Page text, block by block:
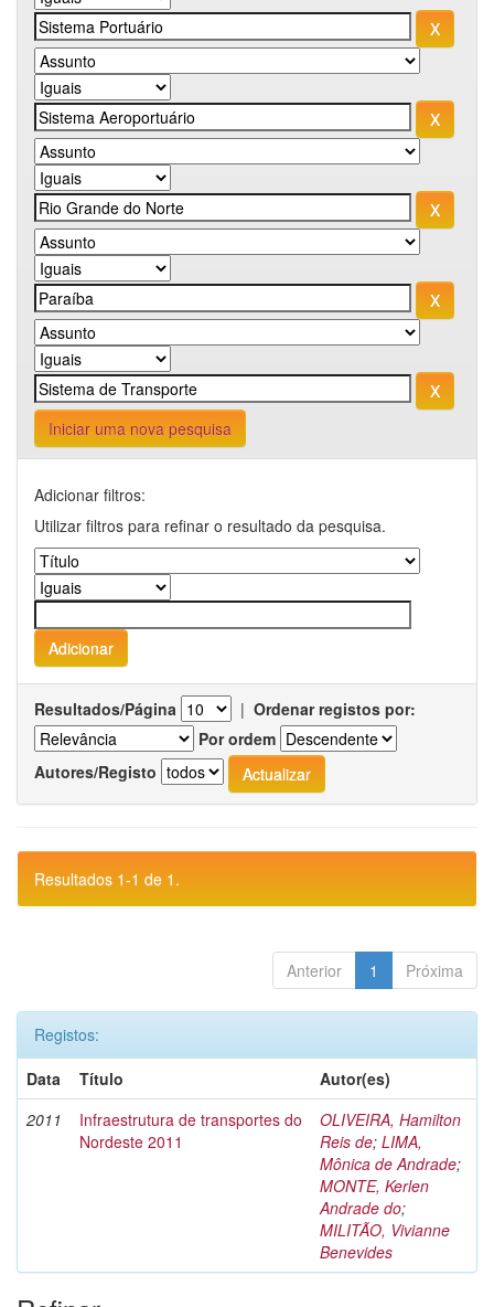
Iniciar uma nova pesquisa
Adicionar filtros:
Utilizar filtros para refinar o resultado da pesquisa.
Resultados/Página | Ordenar registos por:
Por ordem
Autores/Registo
Resultados 1-1 de 1.
Anterior 1 Próxima
Registos:
Data
Título
Autor(es)
2011
Infraestrutura de transportes do
Nordeste 2011
OLIVEIRA, Hamilton
Reis de; LIMA,
Mônica de Andrade;
MONTE, Kerlen
Andrade do;
MILITÃO, Vivianne
Benevides